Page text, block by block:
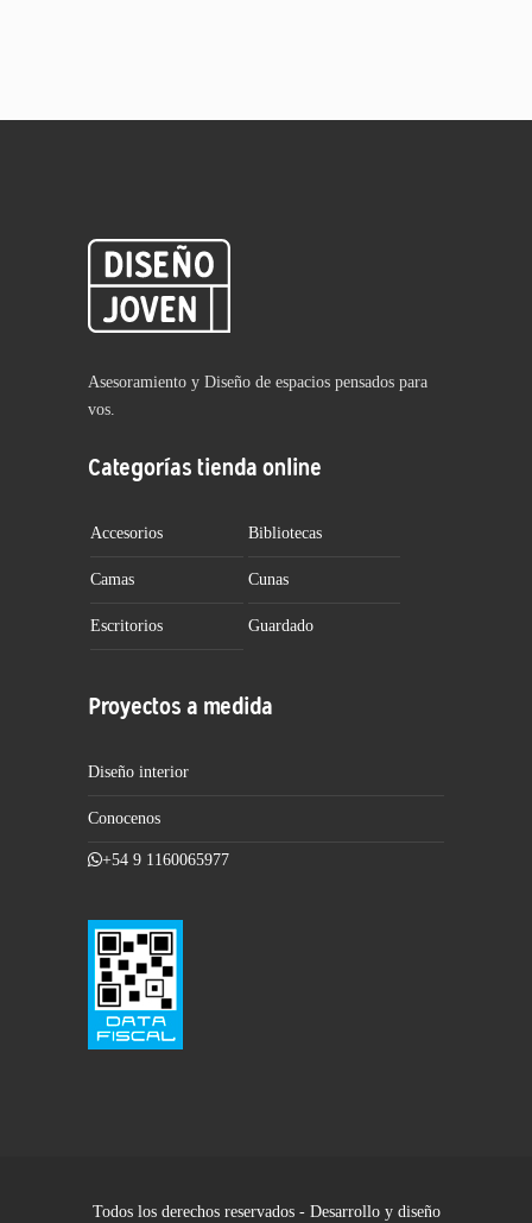
Asesoramiento y Diseño de espacios pensados para
vos.
Categorías tienda online
Accesorios Bibliotecas
Camas Cunas
Escritorios Guardado
Proyectos a medida
Diseño interior
Conocenos
+54 9 1160065977
Todos los derechos reservados - Desarrollo y diseño